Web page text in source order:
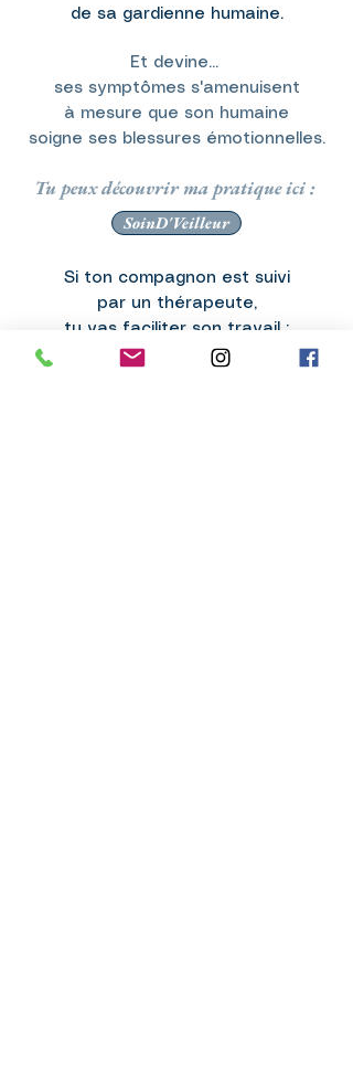
de sa gardienne humaine.
Et devine...
ses symptômes s'amenuisent
à mesure que son humaine
soigne ses blessures émotionnelles.
Tu peux découvrir ma pratique ici :
SoinD'Veilleur
Si ton compagnon est suivi
par un thérapeute,
tu vas faciliter son travail :
ses anciennes résistances